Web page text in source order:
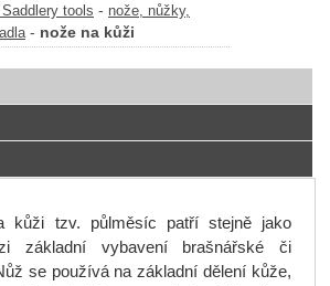
tools - nože, nůžky,
- nože na kůži
kůži tzv. půlměsíc patří stejně jako
základní vybavení brašnářské či
se používá na základní dělení kůže,